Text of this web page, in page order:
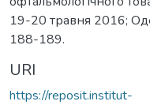
19-20 травня 2016;
188-189.
URI
https://reposit.institut-